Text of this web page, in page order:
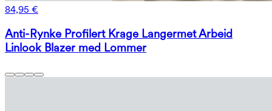
84,95 €
Anti-Rynke Profilert Krage Langermet Arbeid
Linlook Blazer med Lommer